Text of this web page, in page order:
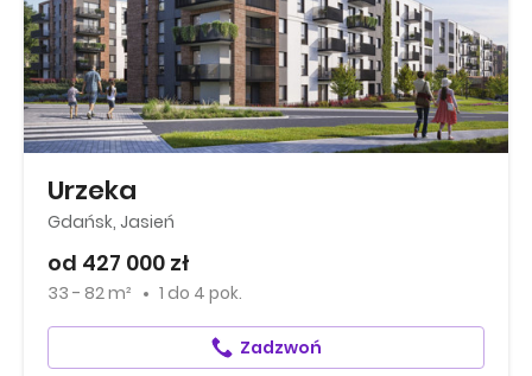
Urzeka
Gdańsk, Jasień
od 427 000 zł
33 - 82 m² 1 do 4 pok.
Zadzwoń